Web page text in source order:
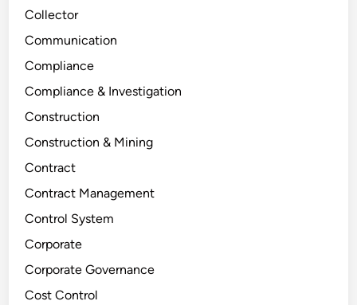
Collector
Communication
Compliance
Compliance & Investigation
Construction
Construction & Mining
Contract
Contract Management
Control System
Corporate
Corporate Governance
Cost Control